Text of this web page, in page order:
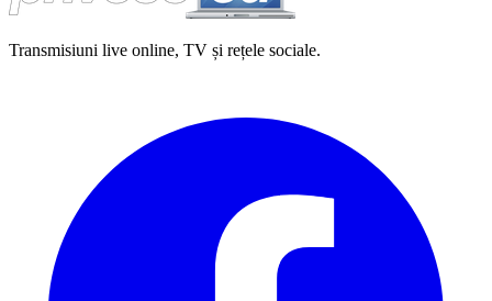
Transmisiuni live online, TV și rețele sociale.